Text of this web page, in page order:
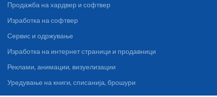
Продажба на хардвер и софтвер
Изработка на софтвер
Сервис и одржување
Изработка на интернет страници и продавници
Реклами, анимации, визуелизации
Уредување на книги, списанија, брошури